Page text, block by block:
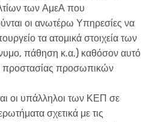
των ΑμεΑ που
οι ανωτέρω Υπηρεσίες να
τα ατομικά στοιχεία των
πάθηση κ.α.) καθόσον αυτό
προστασίας προσωπικών
οι υπάλληλοι των ΚΕΠ σε
σχετικά με τις